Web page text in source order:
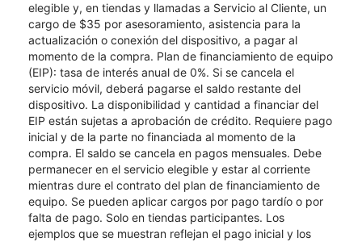
elegible y, en tiendas y llamadas a Servicio al Cliente, un
cargo de $35 por asesoramiento, asistencia para la
actualización o conexión del dispositivo, a pagar al
momento de la compra. Plan de financiamiento de equipo
(EIP): tasa de interés anual de 0%. Si se cancela el
servicio móvil, deberá pagarse el saldo restante del
dispositivo. La disponibilidad y cantidad a financiar del
EIP están sujetas a aprobación de crédito. Requiere pago
inicial y de la parte no financiada al momento de la
compra. El saldo se cancela en pagos mensuales. Debe
permanecer en el servicio elegible y estar al corriente
mientras dure el contrato del plan de financiamiento de
equipo. Se pueden aplicar cargos por pago tardío o por
falta de pago. Solo en tiendas participantes. Los
ejemplos que se muestran reflejan el pago inicial y los